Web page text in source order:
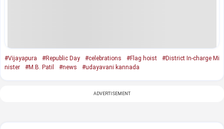
#Vijayapura #Republic Day #celebrations #Flag hoist
#District In-charge Mi
nister
#M.B. Patil #news #udayavani kannada
ADVERTISEMENT